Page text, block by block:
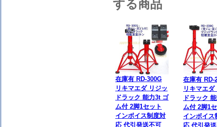
する商品
在庫有 RD-300G
リキマエダ リジッ
ドラック 能力3t ゴ
ム付 2脚1セット
インボイス制度対
応 代引発送不可
在庫有 RD-
リキマエダ
ドラック
ム付 2脚1
インボイス
応 代引発